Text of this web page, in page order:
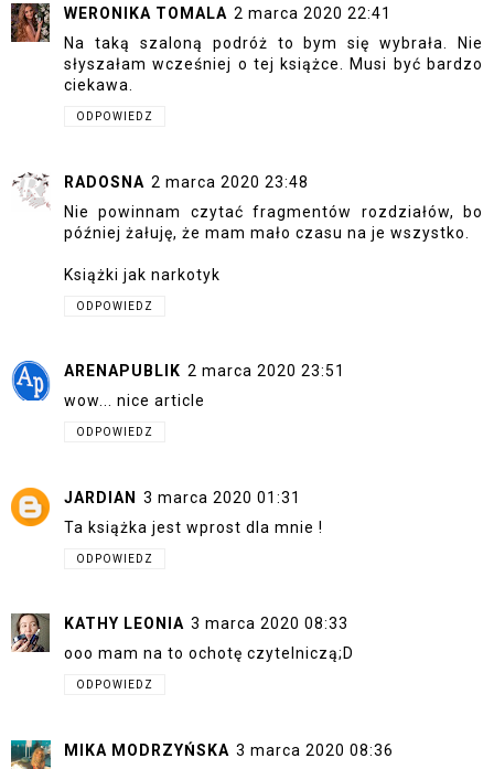
WERONIKA TOMALA 2 marca 2020 22:41
Na taką szaloną podróż to bym się wybrała. Nie
słyszałam wcześniej o tej książce. Musi być bardzo
ciekawa.
ODPOWIEDZ
RADOSNA 2 marca 2020 23:48
Nie powinnam czytać fragmentów rozdziałów, bo
później żałuję, że mam mało czasu na je wszystko.
Książki jak narkotyk
ODPOWIEDZ
ARENAPUBLIK 2 marca 2020 23:51
wow... nice article
ODPOWIEDZ
JARDIAN
3 marca 2020 01:31
Ta książka jest wprost dla mnie !
ODPOWIEDZ
KATHY LEONIA 3 marca 2020 08:33
ooo mam na to ochotę czytelniczą;D
ODPOWIEDZ
MIKA MODRZYŃSKA 3 marca 2020 08:36